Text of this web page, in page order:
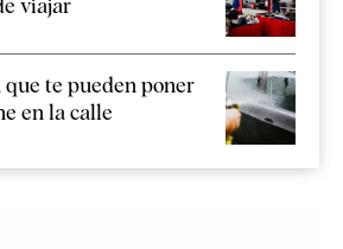
que te pueden poner
en la calle